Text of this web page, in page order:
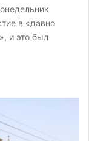
в «давно
и это был